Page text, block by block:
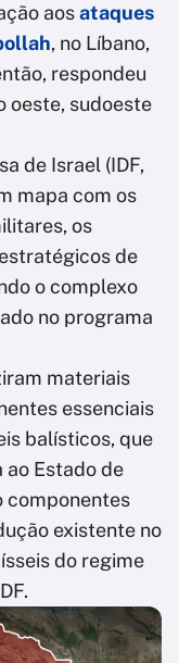
aosataques
, no Líbano,
respondeu
oeste, sudoeste
de Israel (IDF,
mapa com os
os
de
o complexo
no programa
materiais
essenciais
balísticos, que
Estado de
componentes
existente no
do regime